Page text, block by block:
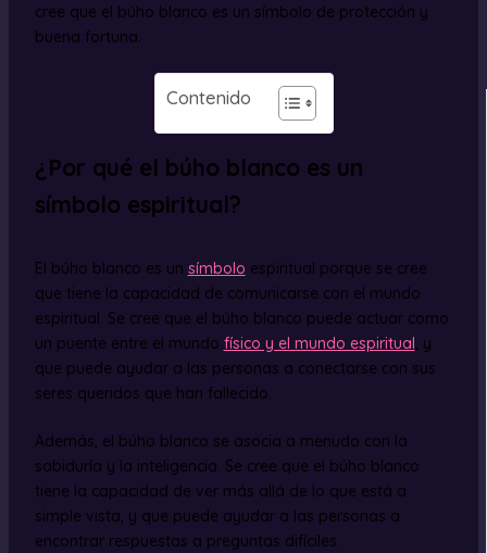
cree que el búho blanco es un símbolo de protección y
buena fortuna.
Contenido
¿Por qué el búho blanco es un
símbolo espiritual?
El búho blanco es un símbolo espiritual porque se cree
que tiene la capacidad de comunicarse con el mundo
espiritual. Se cree que el búho blanco puede actuar como
un puente entre el mundo físico y el mundo espiritual, y
que puede ayudar a las personas a conectarse con sus
seres queridos que han fallecido.
Además, el búho blanco se asocia a menudo con la
sabiduría y la inteligencia. Se cree que el búho blanco
tiene la capacidad de ver más allá de lo que está a
simple vista, y que puede ayudar a las personas a
encontrar respuestas a preguntas difíciles.